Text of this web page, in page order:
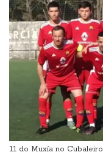
11 do Muxía no Cubaleiro